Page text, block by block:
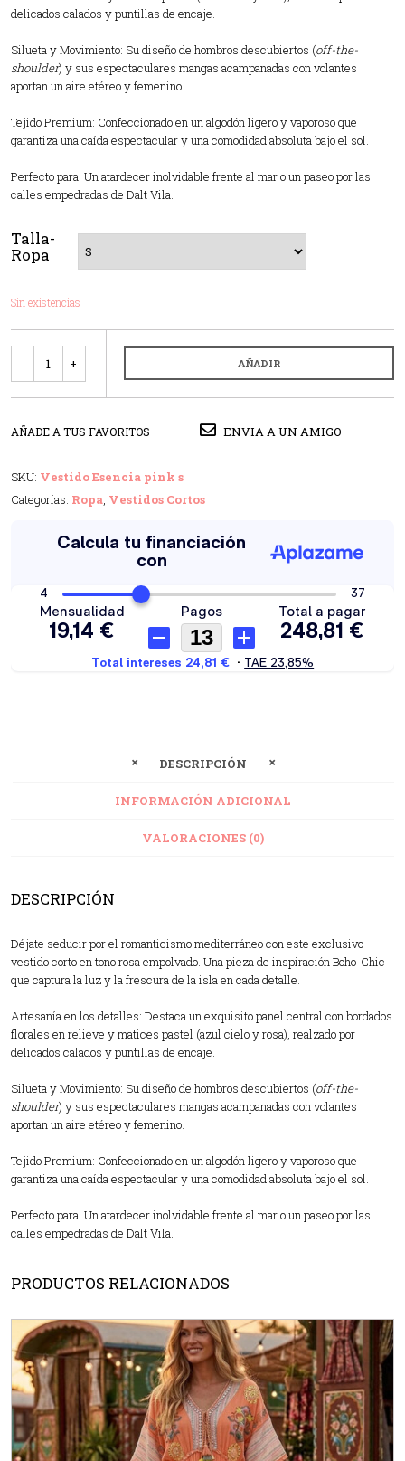
delicados calados y puntillas de encaje.
Silueta y Movimiento: Su diseño de hombros descubiertos (off-the-
shoulder) y sus espectaculares mangas acampanadas con volantes
aportan un aire etéreo y femenino.
Tejido Premium: Confeccionado en un algodón ligero y vaporoso que
garantiza una caída espectacular y una comodidad absoluta bajo el sol.
Perfecto para: Un atardecer inolvidable frente al mar o un paseo por las
calles empedradas de Dalt Vila.
Talla-
Ropa
Sin existencias
AÑADIR
AÑADE A TUS FAVORITOS ENVIA A UN AMIGO
SKU: Vestido Esencia pink s
Categorías: Ropa, Vestidos Cortos
DESCRIPCIÓN
INFORMACIÓN ADICIONAL
VALORACIONES (0)
DESCRIPCIÓN
Déjate seducir por el romanticismo mediterráneo con este exclusivo
vestido corto en tono rosa empolvado. Una pieza de inspiración Boho-Chic
que captura la luz y la frescura de la isla en cada detalle.
Artesanía en los detalles: Destaca un exquisito panel central con bordados
florales en relieve y matices pastel (azul cielo y rosa), realzado por
delicados calados y puntillas de encaje.
Silueta y Movimiento: Su diseño de hombros descubiertos (off-the-
shoulder) y sus espectaculares mangas acampanadas con volantes
aportan un aire etéreo y femenino.
Tejido Premium: Confeccionado en un algodón ligero y vaporoso que
garantiza una caída espectacular y una comodidad absoluta bajo el sol.
Perfecto para: Un atardecer inolvidable frente al mar o un paseo por las
calles empedradas de Dalt Vila.
PRODUCTOS RELACIONADOS